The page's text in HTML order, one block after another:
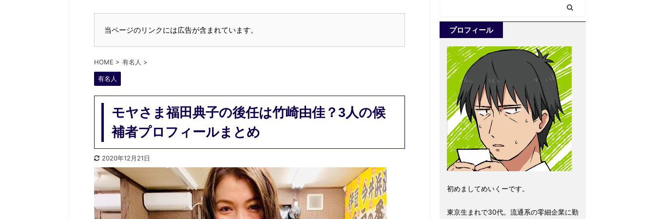
当ページのリンクには広告が含まれています。
HOME > 有名人 >
有名人
モヤさま福田典子の後任は竹崎由佳？3人の候
補者プロフィールまとめ
2020年12月21日
プロフィール
初めましてめいくーです。
東京生まれで30代。流通系の零細企業に勤